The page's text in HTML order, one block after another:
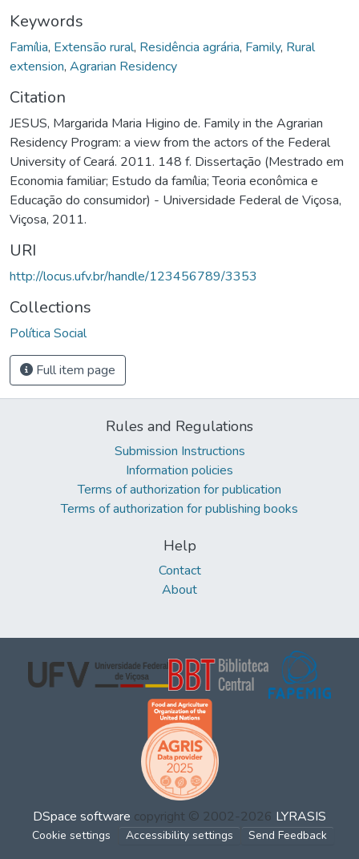
Keywords
Família, Extensão rural, Residência agrária, Family, Rural
extension, Agrarian Residency
Citation
JESUS, Margarida Maria Higino de. Family in the Agrarian
Residency Program: a view from the actors of the Federal
University of Ceará. 2011. 148 f. Dissertação (Mestrado em
Economia familiar; Estudo da família; Teoria econômica e
Educação do consumidor) - Universidade Federal de Viçosa,
Viçosa, 2011.
URI
http://locus.ufv.br/handle/123456789/3353
Collections
Política Social
Full item page
Rules and Regulations
Submission Instructions
Information policies
Terms of authorization for publication
Terms of authorization for publishing books
Help
Contact
About
DSpace software copyright © 2002-2026 LYRASIS
Cookie settings Accessibility settings Send Feedback